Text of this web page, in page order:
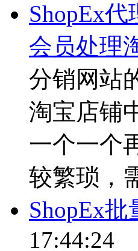
ShopEx
会员处理
分销网站
淘宝店铺
一个一个
较繁琐，
ShopEx
17:44:24